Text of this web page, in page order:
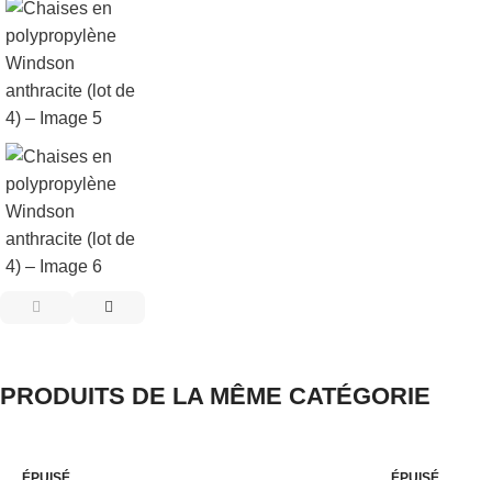
PRODUITS DE LA MÊME CATÉGORIE